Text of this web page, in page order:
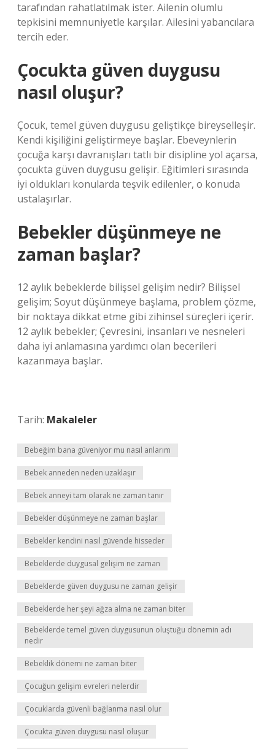
tarafından rahatlatılmak ister. Ailenin olumlu
tepkisini memnuniyetle karşılar. Ailesini yabancılara
tercih eder.
Çocukta güven duygusu
nasıl oluşur?
Çocuk, temel güven duygusu geliştikçe bireyselleşir.
Kendi kişiliğini geliştirmeye başlar. Ebeveynlerin
çocuğa karşı davranışları tatlı bir disipline yol açarsa,
çocukta güven duygusu gelişir. Eğitimleri sırasında
iyi oldukları konularda teşvik edilenler, o konuda
ustalaşırlar.
Bebekler düşünmeye ne
zaman başlar?
12 aylık bebeklerde bilişsel gelişim nedir? Bilişsel
gelişim; Soyut düşünmeye başlama, problem çözme,
bir noktaya dikkat etme gibi zihinsel süreçleri içerir.
12 aylık bebekler; Çevresini, insanları ve nesneleri
daha iyi anlamasına yardımcı olan becerileri
kazanmaya başlar.
Tarih: Makaleler
Bebeğim bana güveniyor mu nasıl anlarım
Bebek anneden neden uzaklaşır
Bebek anneyi tam olarak ne zaman tanır
Bebekler düşünmeye ne zaman başlar
Bebekler kendini nasıl güvende hisseder
Bebeklerde duygusal gelişim ne zaman
Bebeklerde güven duygusu ne zaman gelişir
Bebeklerde her şeyi ağza alma ne zaman biter
Bebeklerde temel güven duygusunun oluştuğu dönemin adı
nedir
Bebeklik dönemi ne zaman biter
Çocuğun gelişim evreleri nelerdir
Çocuklarda güvenli bağlanma nasıl olur
Çocukta güven duygusu nasıl oluşur